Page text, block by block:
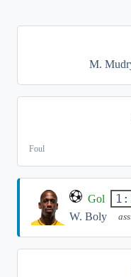
M.
Foul
Gol
W. Boly